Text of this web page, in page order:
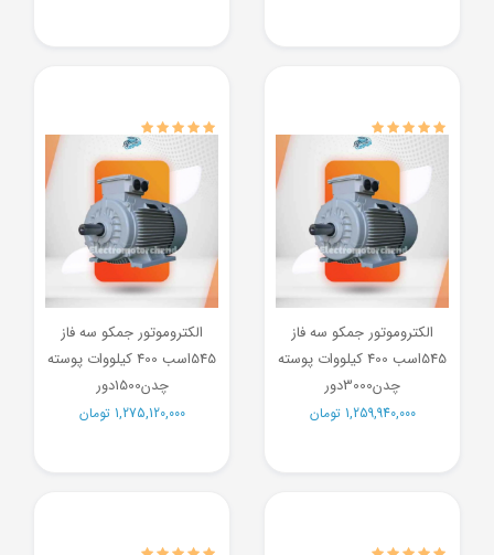
الکتروموتور جمکو سه فاز
545اسب 400 کیلووات پوسته
چدن3000دور
1,259,940,000 تومان
الکتروموتور جمکو سه فاز
545اسب 400 کیلووات پوسته
چدن1500دور
1,275,120,000 تومان